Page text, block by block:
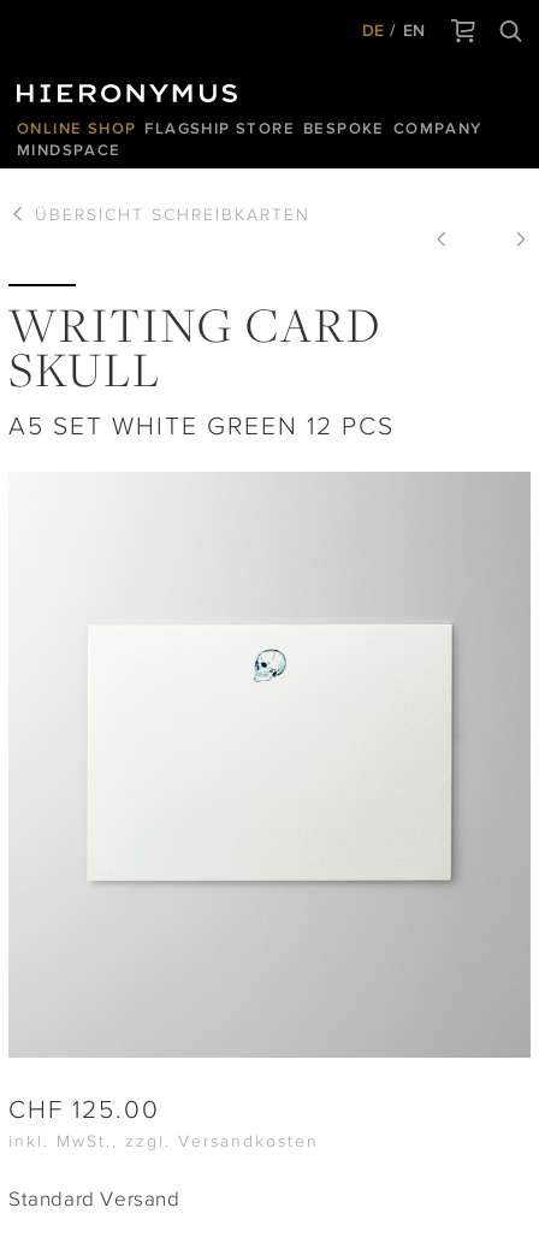
DE EN
ONLINE SHOP FLAGSHIP STORE BESPOKE
COMPANY
MINDSPACE
ÜBERSICHT SCHREIBKARTEN
WRITING CARD
SKULL
A5 SET WHITE GREEN 12 PCS
CHF 125.00
inkl. MwSt., zzgl. Versandkosten
Standard Versand